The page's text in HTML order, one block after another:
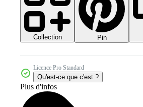
Collection Pin
Licence Pro Standard
Qu'est-ce que c'est ?
Plus d'infos